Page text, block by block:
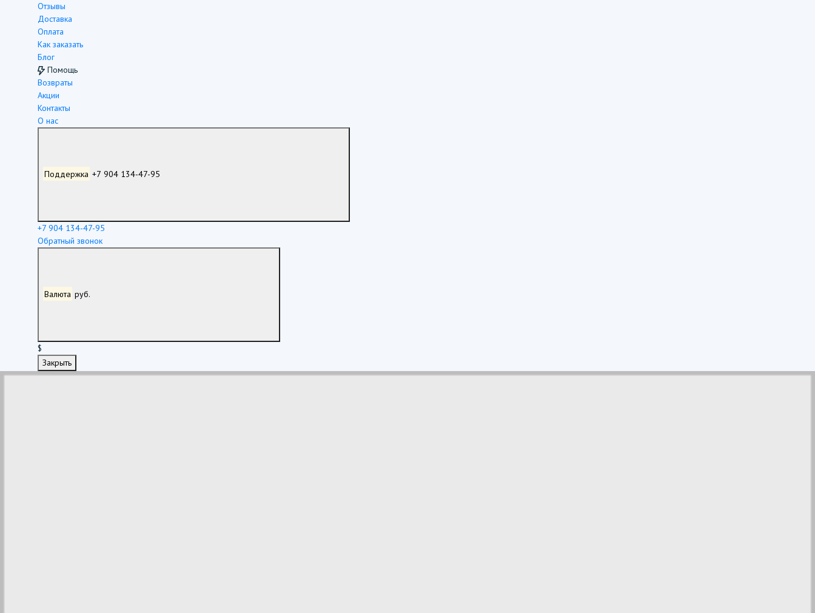
Отзывы
Доставка
Оплата
Как заказать
Блог
Помощь
Возвраты
Акции
Контакты
О нас
Поддержка +7 904 134-47-95
+7 904 134-47-95
Обратный звонок
Валюта руб.
$
Закрыть